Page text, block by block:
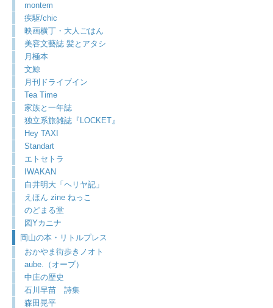
montem
疾駆/chic
映画横丁・大人ごはん
美容文藝誌 髪とアタシ
月極本
文鯨
月刊ドライブイン
Tea Time
家族と一年誌
独立系旅雑誌『LOCKET』
Hey TAXI
Standart
エトセトラ
IWAKAN
白井明大「ヘリヤ記」
えほん zine ねっこ
のどまる堂
図Yカニナ
岡山の本・リトルプレス
おかやま街歩きノオト
aube.（オーブ）
中庄の歴史
石川早苗 詩集
森田晃平